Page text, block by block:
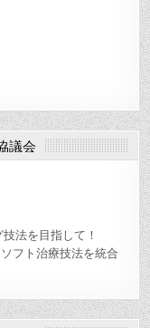
議会
法を目指して！
フト治療技法を統合